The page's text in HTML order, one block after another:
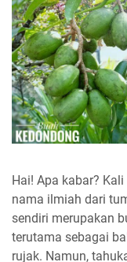
Hai! Apa kabar?
nama ilmiah dari
sendiri merupakan
terutama sebagai
rujak. Namun,